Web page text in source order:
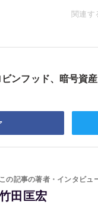
関連す
ビンフッド、暗号資
この記事の著者・インタビュ
田匡宏